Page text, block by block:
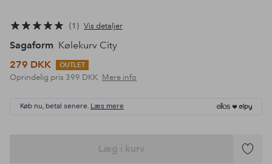
1 Vis detaljer
Sagaform Kølekurv City
279 DKK
OUTLET
Oprindelig pris 399 DKK Mere info
Køb nu, betal senere. Læs mere
Læg i kurv
Tilføj